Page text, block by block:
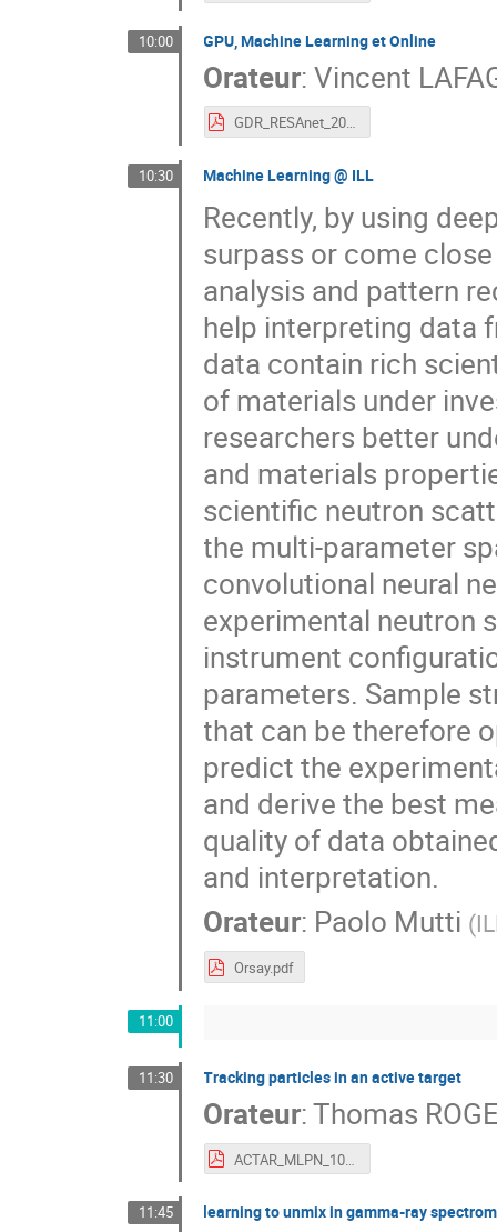
10:00 GPU, Machine Learning et Online
Orateur:Vincent
GDR_RESAnet_201910.2.pdf
10:30 Machine Learning @ ILL
Recently, by using
surpass or come
analysis and pattern
help interpreting data
data contain rich
of materials under
researchers better
and materials
scientific neutron
the multi-parameter
convolutional neural
experimental neutron
instrument
parameters. Sample
that can be therefore
predict the
and derive the best
quality of data
and interpretation.
Orateur: Paolo Mutti (
Orsay.pdf
11:00
11:30 Tracking particles in an active target
Orateur:Thomas
ACTAR_MLPN_10-2019.pdf
11:45 learning to unmix in gamma-ray